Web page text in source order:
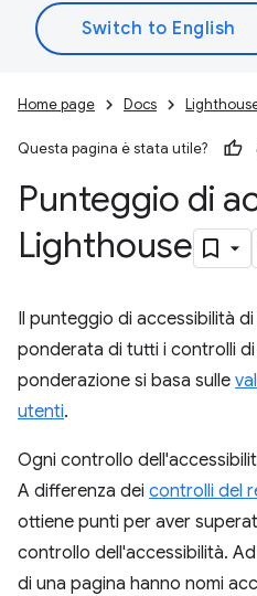
Home page Docs
Questa pagina è stata utile?
Punteggio di
Lighthouse
Il punteggio di accessibilità
ponderata di tutti i controlli
ponderazione si basa sulle
utenti.
Ogni controllo
A differenza dei controlli del
ottiene punti per aver
controllo dell'accessibilità.
di una pagina hanno nomi